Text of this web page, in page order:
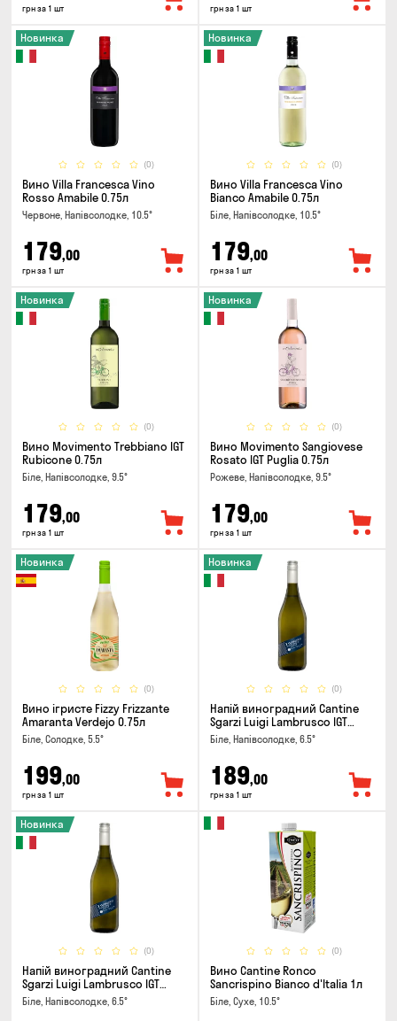
грн за 1 шт грн за 1 шт
(0)
Новинка
Вино Villa Francesca Vino
Rosso Amabile 0.75л
Червоне, Напівсолодке, 10.5°
179,00
грн за 1 шт
(0)
Новинка
Вино Villa Francesca Vino
Bianco Amabile 0.75л
Біле, Напівсолодке, 10.5°
179,00
грн за 1 шт
(0)
Новинка
Вино Movimento Trebbiano IGT
Rubicone 0.75л
Біле, Напівсолодке, 9.5°
179,00
грн за 1 шт
(0)
Новинка
Вино Movimento Sangiovese
Rosato IGT Puglia 0.75л
Рожеве, Напівсолодке, 9.5°
179,00
грн за 1 шт
(0)
Новинка
Вино ігристе Fizzy Frizzante
Amaranta Verdejo 0.75л
Біле, Солодке, 5.5°
199,00
грн за 1 шт
(0)
Новинка
Напій виноградний Cantine
Sgarzi Luigi Lambrusco IGT
Emilia Bianca Frizziante 0.75л
Біле, Напівсолодке, 6.5°
189,00
грн за 1 шт
(0)
Новинка
Напій виноградний Cantine
Sgarzi Luigi Lambrusco IGT
Emilia Bianca Frizziante 0.75л
Біле, Напівсолодке, 6.5°
(0)
Вино Cantine Ronco
Sancrispino Bianco d'Italia 1л
Біле, Сухе, 10.5°